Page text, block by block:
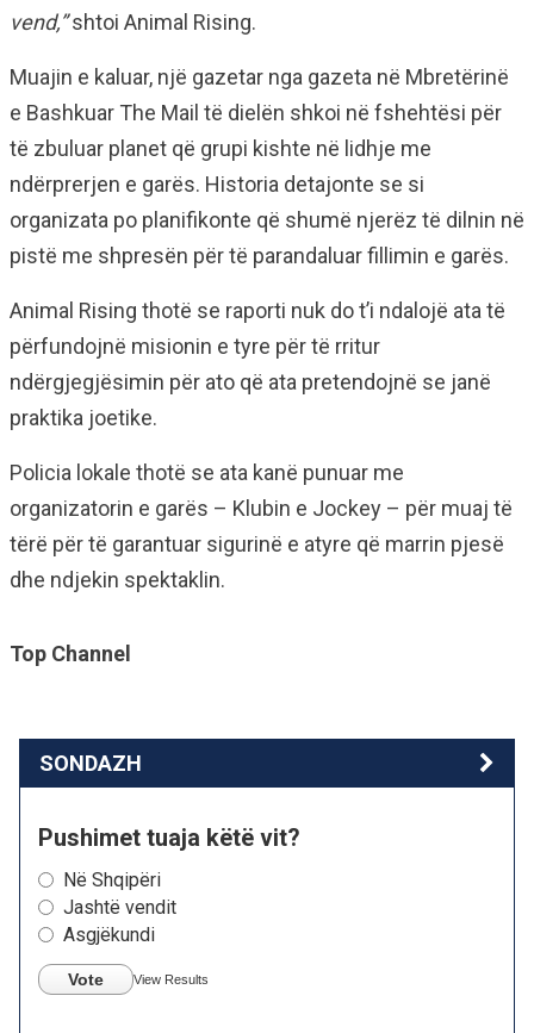
vend,”shtoi Animal Rising.
Muajin e kaluar, një gazetar nga gazeta në Mbretërinë
e Bashkuar The Mai të dielën shkoi në fshehtësi për
të zbuluar planet që grupi kishte në lidhje me
ndërprerjen e garës. Historia detajonte se si
organizata po planifikonte që shumë njerëz të dilnin në
pistë me shpresën për të parandaluar fillimin e garës.
Animal Rising thotë se raporti nuk do t’i ndalojë ata të
përfundojnë misionin e tyre për të rritur
ndërgjegjësimin për ato që ata pretendojnë se janë
praktika joetike.
Policia lokale thotë se ata kanë punuar me
organizatorin e garës – Klubin e Jockey – për muaj të
tërë për të garantuar sigurinë e atyre që marrin pjesë
dhe ndjekin spektaklin.
Top Channel
SONDAZH
Pushimet tuaja këtë vit?
Në Shqipëri
Jashtë vendit
Asgjëkundi
Vote View Results